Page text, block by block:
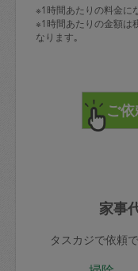
※1時間あたりの料金に
※1時間あたりの金額は
なります｡
家事
タスカジで依頼